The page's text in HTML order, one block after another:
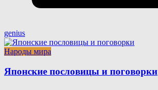
genius
Народы мира
Японские пословицы и поговорки